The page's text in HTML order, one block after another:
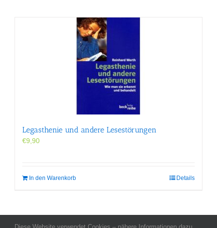
Legasthenie und andere Lesestörungen
€9,90
In den Warenkorb Details